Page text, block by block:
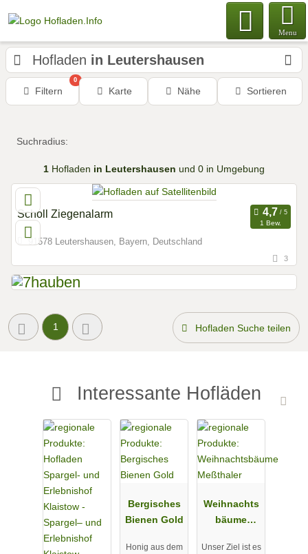
Menu
Hofladen in Leutershausen
Filtern
0
Karte Nähe Sortieren
Suchradius:
1 Hofladen in Leutershausen und 0 in Umgebung
Scholl Ziegenalarm
1 Bew.
91578 Leutershausen, Bayern, Deutschland
3
1 Hofladen Suche teilen
Interessante Hofläden
Bergisches
Bienen Gold
Honig aus dem
Weihnachts
bäume
Unser Ziel ist es